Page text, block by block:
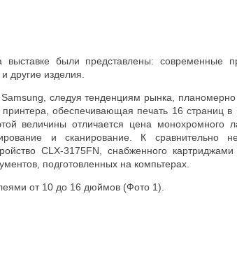
выставке были представлены: современные
изделия.
следуя тенденциям рынка,
обеспечивающая печать 16 страниц в
величины отличается цена монохромного
и сканирование. К сравнительно
CLX-3175FN, снабженного
подготовленных на компьтерах.
от 10 до 16 дюймов (Фото 1).